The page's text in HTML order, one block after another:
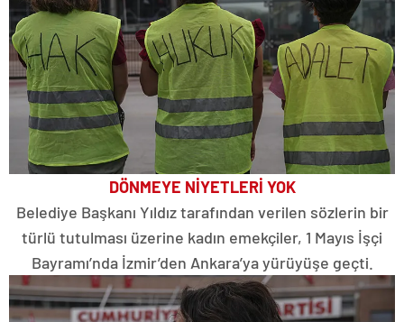
DÖNMEYE NİYETLERİ YOK
Belediye Başkanı Yıldız tarafından verilen sözlerin bir
türlü tutulması üzerine kadın emekçiler, 1 Mayıs İşçi
Bayramı’nda İzmir’den Ankara’ya yürüyüşe geçti.